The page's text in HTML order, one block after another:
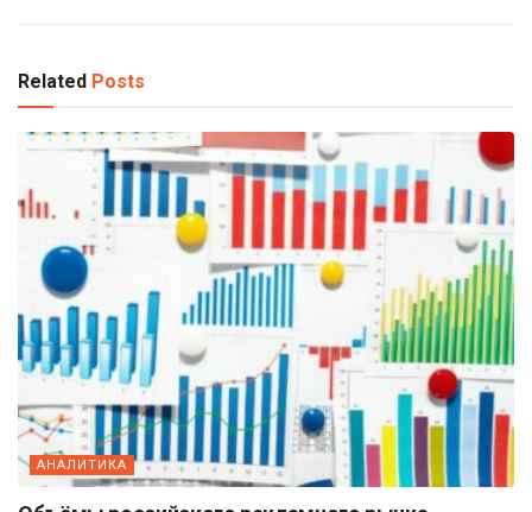
Related Posts
АНАЛИТИКА